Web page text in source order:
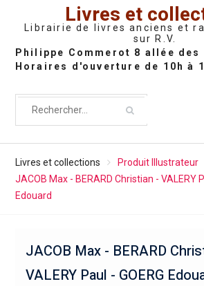
Livres et
Librairie de livres anciens et
sur R.V.
Livres et collections
Produit Illustrateur
JACOB Max - BERARD Christian - VALERY
Edouard
JACOB Max - BERARD
VALERY Paul - GOERG